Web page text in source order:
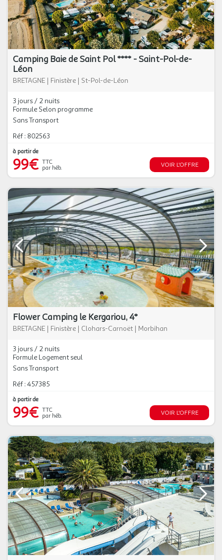
Camping Baie de Saint Pol **** - Saint-Pol-de-
Léon
BRETAGNE | Finistère | St-Pol-de-Léon
3 jours / 2 nuits
Formule Selon programme
Sans Transport
Réf : 802563
à partir de
99€ TTC
par héb.
VOIR L'OFFRE
Flower Camping le Kergariou, 4*
BRETAGNE | Finistère | Clohars-Carnoët | Morbihan
3 jours / 2 nuits
Formule Logement seul
Sans Transport
Réf : 457385
à partir de
99€ TTC
par héb.
VOIR L'OFFRE